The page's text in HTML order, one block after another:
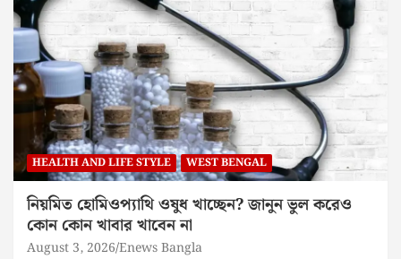
HEALTH AND LIFE STYLE WEST BENGAL
নিয়মিত হোমিওপ্যাথি ওষুধ খাচ্ছেন? জানুন ভুল করেও
কোন কোন খাবার খাবেন না
August 3, 2026 Enews Bangla